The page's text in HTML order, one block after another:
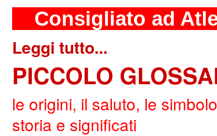
Consigliato ad
Leggi tutto...
PICCOLO
le origini, il saluto, le
storia e significati